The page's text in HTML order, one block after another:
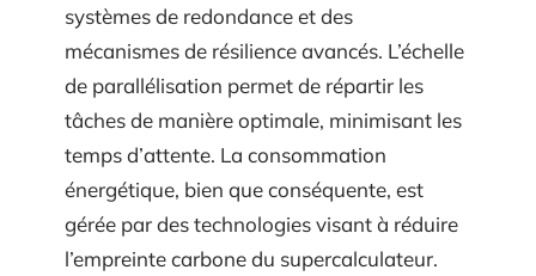
systèmes de redondance et des
mécanismes de résilience avancés. L’échelle
de parallélisation permet de répartir les
tâches de manière optimale, minimisant les
temps d’attente. La consommation
énergétique, bien que conséquente, est
gérée par des technologies visant à réduire
l’empreinte carbone du supercalculateur.